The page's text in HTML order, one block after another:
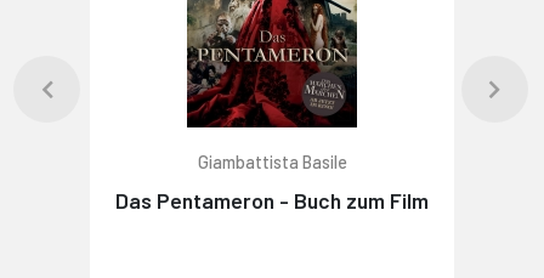
Giambattista Basile
Das Pentameron - Buch zum Film